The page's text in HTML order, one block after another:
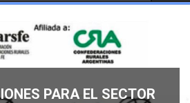
PARA EL SECTOR